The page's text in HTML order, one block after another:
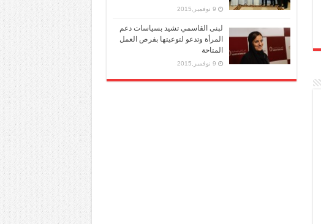
9 نوفمبر,2015
لبنى القاسمي تشيد بسياسات دعم
المرأة وتدعو لتوعيتها بفرص العمل
المتاحة
9 نوفمبر,2015